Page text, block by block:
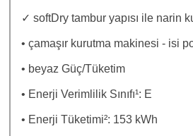
✓ softDry tambur yapısı ile narin
• çamaşır kurutma makinesi - isi
• beyaz Güç/Tüketim
• Enerji Verimlilik Sınıfı¹: E
• Enerji Tüketimi²: 153 kWh